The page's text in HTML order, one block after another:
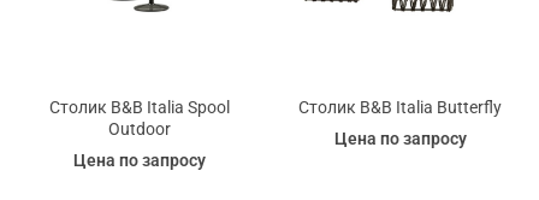
Столик B&B Italia Spool
Outdoor
Цена по запросу
Столик B&B Italia Butterfly
Цена по запросу